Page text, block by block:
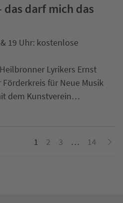
darf mich das
19 Uhr: kostenlose
Lyrikers Ernst
für Neue Musik
dem Kunstverein…
1 2 3 … 14